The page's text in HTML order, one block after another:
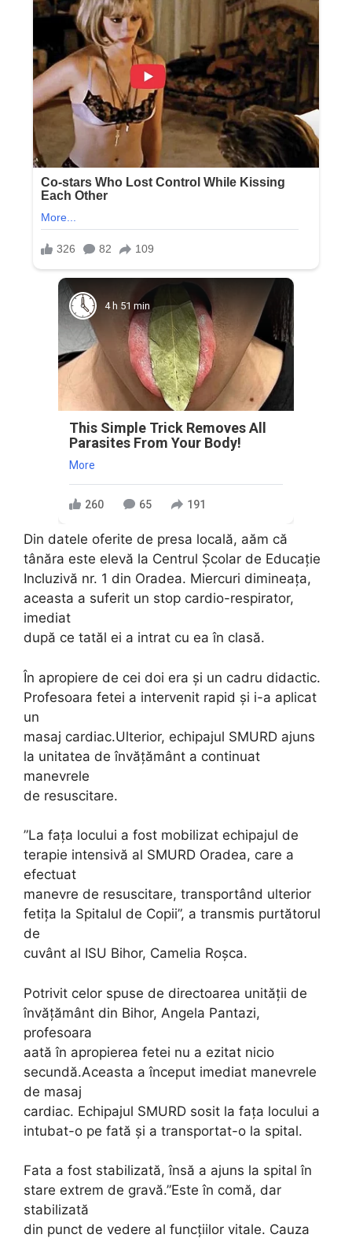
4 h 51 min
This Simple Trick Removes All
Parasites From Your Body!
More
260 65 191
Din datele oferite de presa locală, aăm că
tânăra este elevă la Centrul Școlar de Educație
Incluzivă nr. 1 din Oradea. Miercuri dimineața,
aceasta a suferit un stop cardio-respirator,
imediat
după ce tatăl ei a intrat cu ea în clasă.
În apropiere de cei doi era și un cadru didactic.
Profesoara fetei a intervenit rapid și i-a aplicat
un
masaj cardiac.Ulterior, echipajul SMURD ajuns
la unitatea de învățământ a continuat
manevrele
de resuscitare.
”La fața locului a fost mobilizat echipajul de
terapie intensivă al SMURD Oradea, care a
efectuat
manevre de resuscitare, transportând ulterior
fetița la Spitalul de Copii”, a transmis purtătorul
de
cuvânt al ISU Bihor, Camelia Roșca.
Potrivit celor spuse de directoarea unității de
învățământ din Bihor, Angela Pantazi,
profesoara
aată în apropierea fetei nu a ezitat nicio
secundă.Aceasta a început imediat manevrele
de masaj
cardiac. Echipajul SMURD sosit la fața locului a
intubat-o pe fată și a transportat-o la spital.
Fata a fost stabilizată, însă a ajuns la spital în
stare extrem de gravă.”Este în comă, dar
stabilizată
din punct de vedere al funcțiilor vitale. Cauza